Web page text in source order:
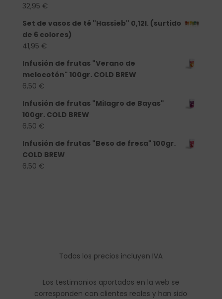
32,95 €
Set de vasos de té "Hassieb" 0,12l. (surtido
de 6 colores)
41,95 €
Infusión de frutas "Verano de
melocotón" 100gr. COLD BREW
6,50 €
Infusión de frutas "Milagro de Bayas"
100gr. COLD BREW
6,50 €
Infusión de frutas "Beso de fresa" 100gr.
COLD BREW
6,50 €
Todos los precios incluyen IVA
Los testimonios aportados en la web se
corresponden con clientes reales y han sido